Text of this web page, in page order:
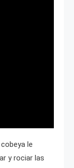
le
y rociar las